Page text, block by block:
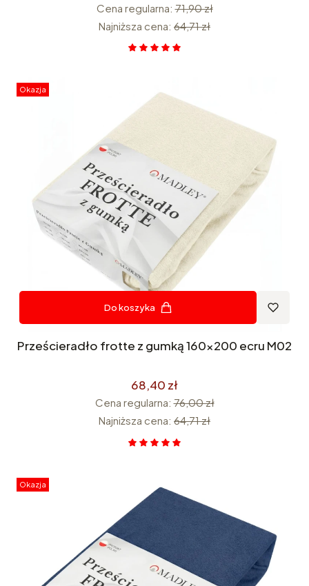
Cena regularna: 71,90 zł
Najniższa cena: 64,71 zł
Okazja
Do koszyka
Prześcieradło frotte z gumką 160x200 ecru M02
68,40 zł
Cena regularna: 76,00 zł
Najniższa cena: 64,71 zł
Okazja